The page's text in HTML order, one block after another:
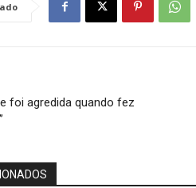
foi agredida quando fez